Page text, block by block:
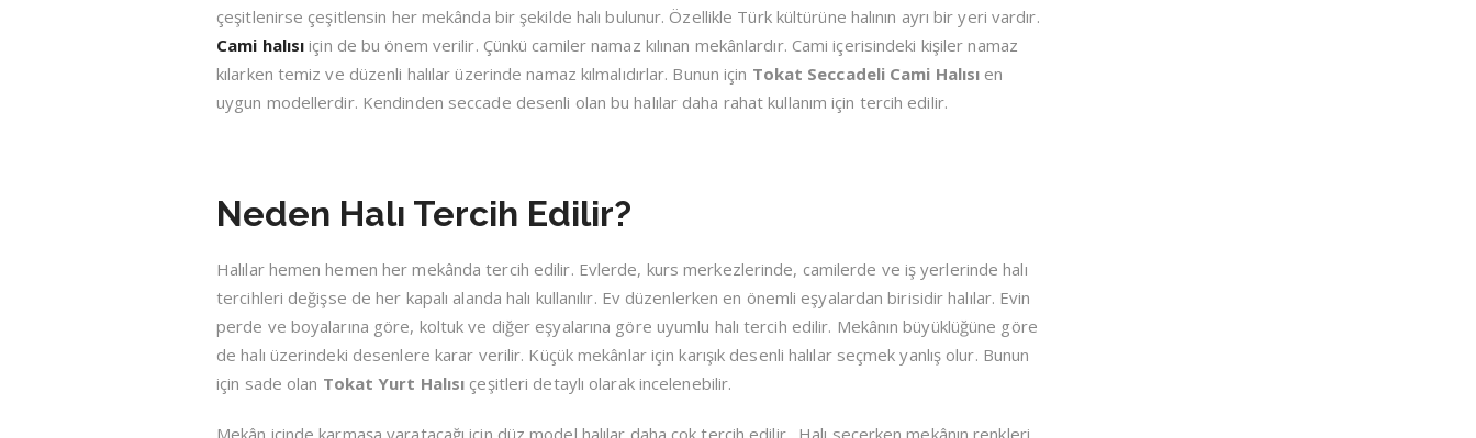
çeşitlenirse çeşitlensin her mekânda bir şekilde halı bulunur. Özellikle Türk kültürüne halının ayrı bir yeri vardır.
Cami halısı için de bu önem verilir. Çünkü camiler namaz kılınan mekânlardır. Cami içerisindeki kişiler namaz
kılarken temiz ve düzenli halılar üzerinde namaz kılmalıdırlar. Bunun için Tokat Seccadeli Cami Halısı en
uygun modellerdir. Kendinden seccade desenli olan bu halılar daha rahat kullanım için tercih edilir.
Neden Halı Tercih Edilir?
Halılar hemen hemen her mekânda tercih edilir. Evlerde, kurs merkezlerinde, camilerde ve iş yerlerinde halı
tercihleri değişse de her kapalı alanda halı kullanılır. Ev düzenlerken en önemli eşyalardan birisidir halılar. Evin
perde ve boyalarına göre, koltuk ve diğer eşyalarına göre uyumlu halı tercih edilir. Mekânın büyüklüğüne göre
de halı üzerindeki desenlere karar verilir. Küçük mekânlar için karışık desenli halılar seçmek yanlış olur. Bunun
için sade olan Tokat Yurt Halısı çeşitleri detaylı olarak incelenebilir.
Mekân içinde karmaşa yaratacağı için düz model halılar daha çok tercih edilir. Halı seçerken mekânın renkleri,